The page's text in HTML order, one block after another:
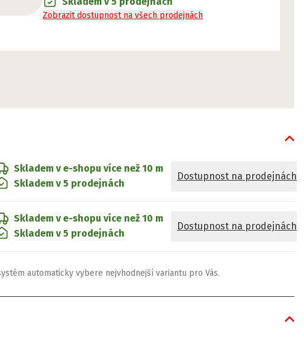
Zobrazit dostupnost na všech prodejnách
Skladem v e-shopu více než 10 m
Skladem v 5 prodejnách
Dostupnost na prodejnách
Skladem v e-shopu více než 10 m
Skladem v 5 prodejnách
Dostupnost na prodejnách
automaticky vybere nejvhodnejší variantu pro Vás.